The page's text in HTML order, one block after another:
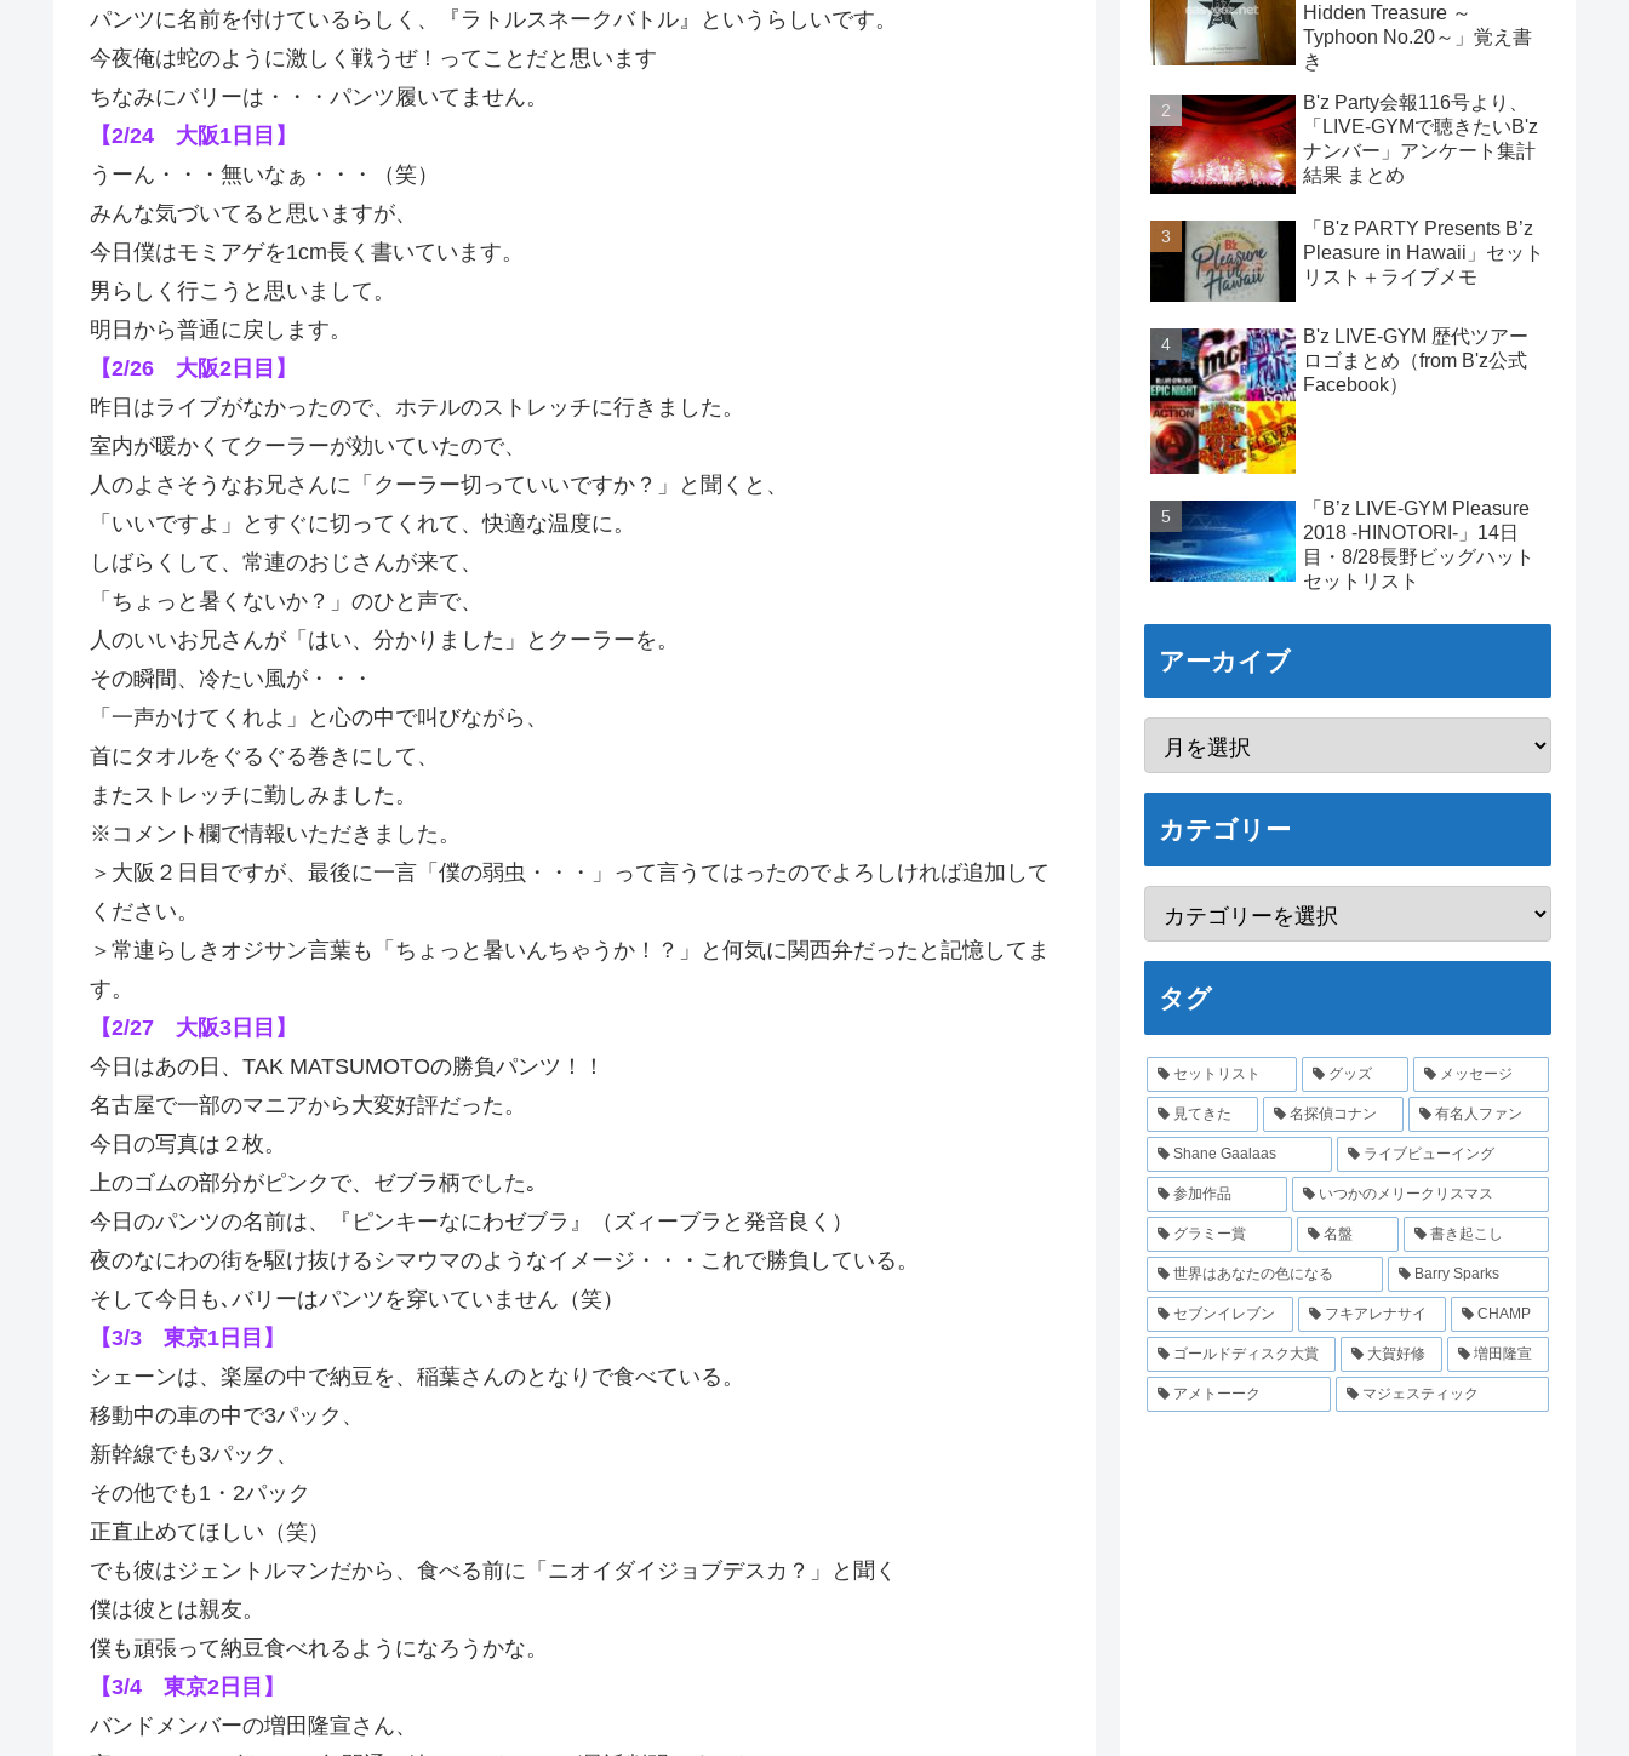
パンツに名前を付けているらしく、『ラトルスネークバトル』というらしいです。
今夜俺は蛇のように激しく戦うぜ！ってことだと思います
ちなみにバリーは・・・パンツ履いてません。
【2/24 大阪1日目】
うーん・・・無いなぁ・・・（笑）
みんな気づいてると思いますが、
今日僕はモミアゲを1cm長く書いています。
男らしく行こうと思いまして。
明日から普通に戻します。
【2/26 大阪2日目】
昨日はライブがなかったので、ホテルのストレッチに行きました。
室内が暖かくてクーラーが効いていたので、
人のよさそうなお兄さんに「クーラー切っていいですか？」と聞くと、
「いいですよ」とすぐに切ってくれて、快適な温度に。
しばらくして、常連のおじさんが来て、
「ちょっと暑くないか？」のひと声で、
人のいいお兄さんが「はい、分かりました」とクーラーを。
その瞬間、冷たい風が・・・
「一声かけてくれよ」と心の中で叫びながら、
首にタオルをぐるぐる巻きにして、
またストレッチに勤しみました。
※コメント欄で情報いただきました。
＞大阪２日目ですが、最後に一言「僕の弱虫・・・」って言うてはったのでよろしければ追加して
ください。
＞常連らしきオジサン言葉も「ちょっと暑いんちゃうか！？」と何気に関西弁だったと記憶してま
す。
【2/27 大阪3日目】
今日はあの日、TAK MATSUMOTOの勝負パンツ！！
名古屋で一部のマニアから大変好評だった。
今日の写真は２枚。
上のゴムの部分がピンクで、ゼブラ柄でした｡
今日のパンツの名前は、『ピンキーなにわゼブラ』（ズィーブラと発音良く）
夜のなにわの街を駆け抜けるシマウマのようなイメージ・・・これで勝負している。
そして今日も､バリーはパンツを穿いていません（笑）
【3/3 東京1日目】
シェーンは、楽屋の中で納豆を、稲葉さんのとなりで食べている。
移動中の車の中で3パック、
新幹線でも3パック、
その他でも1・2パック
正直止めてほしい（笑）
でも彼はジェントルマンだから、食べる前に「ニオイダイジョブデスカ？」と聞く
僕は彼とは親友。
僕も頑張って納豆食べれるようになろうかな。
【3/4 東京2日目】
バンドメンバーの増田隆宣さん、
Hidden Treasure ～
Typhoon No.20～」覚え書
き
B'z Party会報116号より、
「LIVE-GYMで聴きたいB'z
ナンバー」アンケート集計
結果 まとめ
「B'z PARTY Presents B’z
Pleasure in Hawaii」セット
リスト＋ライブメモ
B'z LIVE-GYM 歴代ツアー
ロゴまとめ（from B'z公式
Facebook）
「B’z LIVE-GYM Pleasure
2018 -HINOTORI-」14日
目・8/28長野ビッグハット
セットリスト
アーカイブ
カテゴリー
タグ
セットリスト グッズ メッセージ
見てきた 名探偵コナン 有名人ファン
Shane Gaalaas ライブビューイング
参加作品 いつかのメリークリスマス
グラミー賞 名盤 書き起こし
世界はあなたの色になる Barry Sparks
セブンイレブン フキアレナサイ CHAMP
ゴールドディスク大賞 大賀好修 増田隆宣
アメトーーク マジェスティック